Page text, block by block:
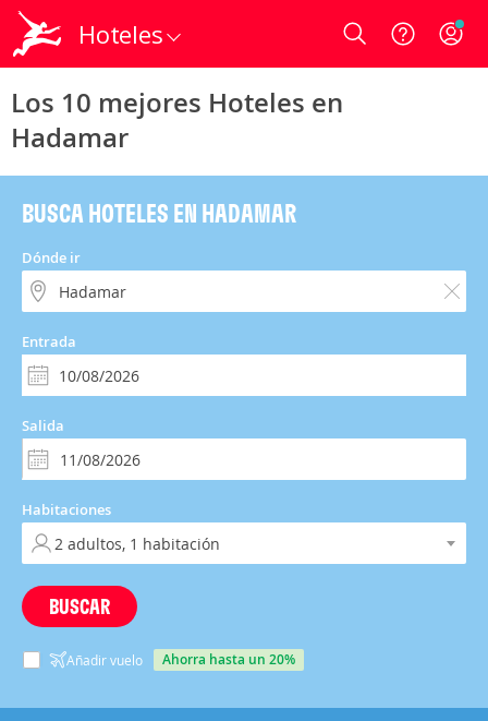
Hoteles Login
Los 10 mejores Hoteles en
Hadamar
BUSCA HOTELES EN HADAMAR
Dónde ir
Entrada
Salida
Habitaciones
BUSCAR
Añadir vuelo ahorra hasta un 20%